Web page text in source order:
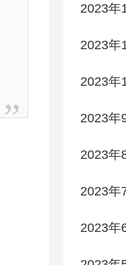
2023年
2023年
2023年
2023年
2023年
2023年
2023年